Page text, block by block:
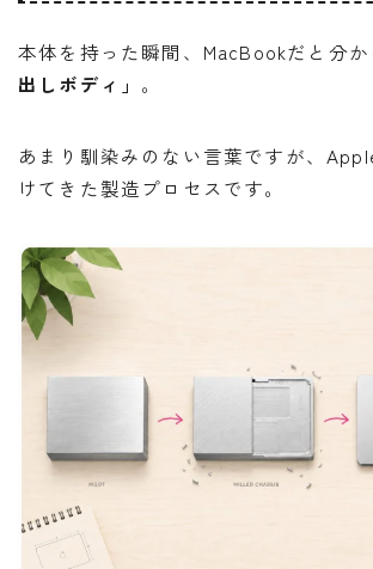
本体を持った瞬間、MacBookだと分か
出しボディ」 。
あまり馴染みのない言葉ですが、
けてきた製造プロセスです。